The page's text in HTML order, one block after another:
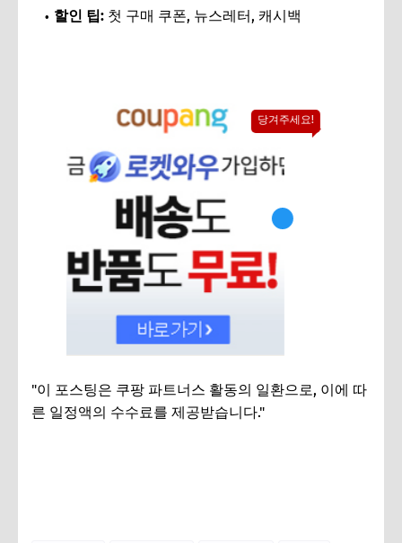
할인 팁: 첫 구매 쿠폰, 뉴스레터, 캐시백
당겨주세요!
"이 포스팅은 쿠팡 파트너스 활동의 일환으로, 이에 따
른 일정액의 수수료를 제공받습니다."